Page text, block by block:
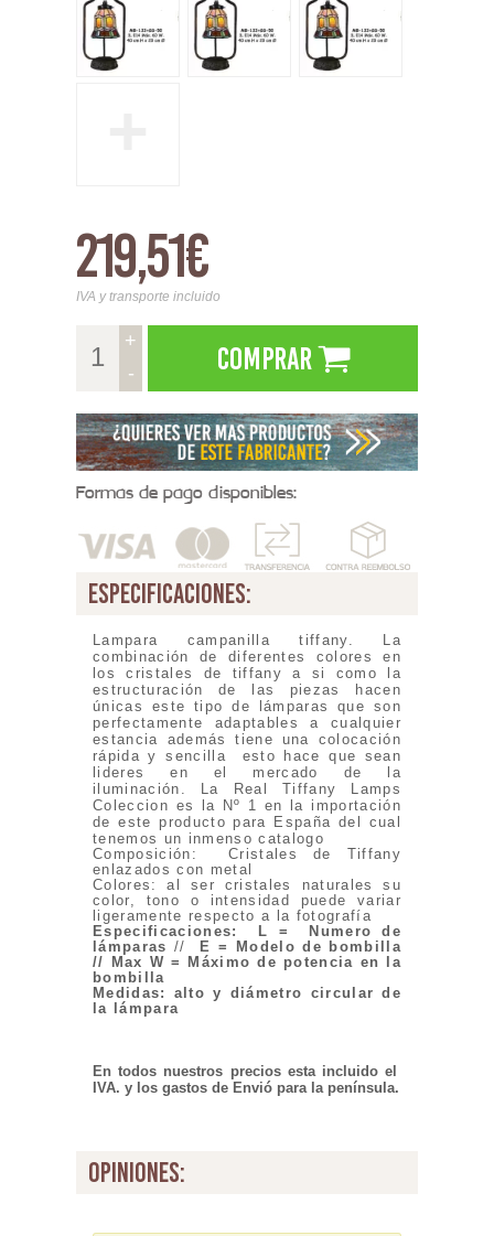
219,51€
IVA y transporte incluido
+
-
Comprar
Formas de pago disponibles:
especificaciones:
Lampara campanilla tiffany. La
combinación de diferentes colores en
los cristales de tiffany a si como la
estructuración de las piezas hacen
únicas este tipo de lámparas que son
perfectamente adaptables a cualquier
estancia además tiene una colocación
rápida y sencilla esto hace que sean
lideres en el mercado de la
iluminación. La Real Tiffany Lamps
Coleccion es la Nº 1 en la importación
de este producto para España del cual
tenemos un inmenso catalogo
Composición: Cristales de Tiffany
enlazados con metal
Colores: al ser cristales naturales su
color, tono o intensidad puede variar
ligeramente respecto a la fotografía
Especificaciones:
L = Numero de
lámparas//
E = Modelo de bombilla
// Max W = Máximo de potencia en la
bombilla
Medidas: alto y diámetro circular de
la lámpara
En todos nuestros precios esta incluido el
IVA. y los gastos de Envió para la península.
opiniones: